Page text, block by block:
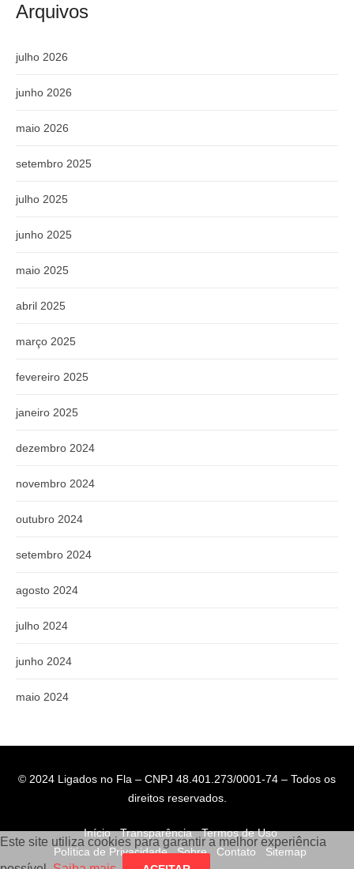
Arquivos
julho 2026
junho 2026
maio 2026
setembro 2025
julho 2025
junho 2025
maio 2025
abril 2025
março 2025
fevereiro 2025
janeiro 2025
dezembro 2024
novembro 2024
outubro 2024
setembro 2024
agosto 2024
julho 2024
junho 2024
maio 2024
© 2024 Ligados no Fla – CNPJ 48.401.273/0001-74 – Todos os
direitos reservados.
Início Transparência
Termos de Uso
Política de Privacidade
Sobre Contato Sitemap
Este site utiliza cookies para garantir a melhor experiência